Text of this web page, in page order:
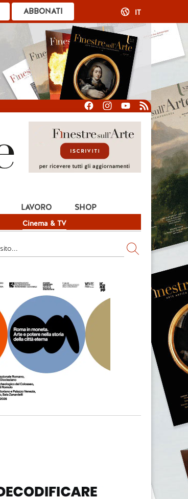
ABBONATI IT
Cinema & TV
LAVORO SHOP